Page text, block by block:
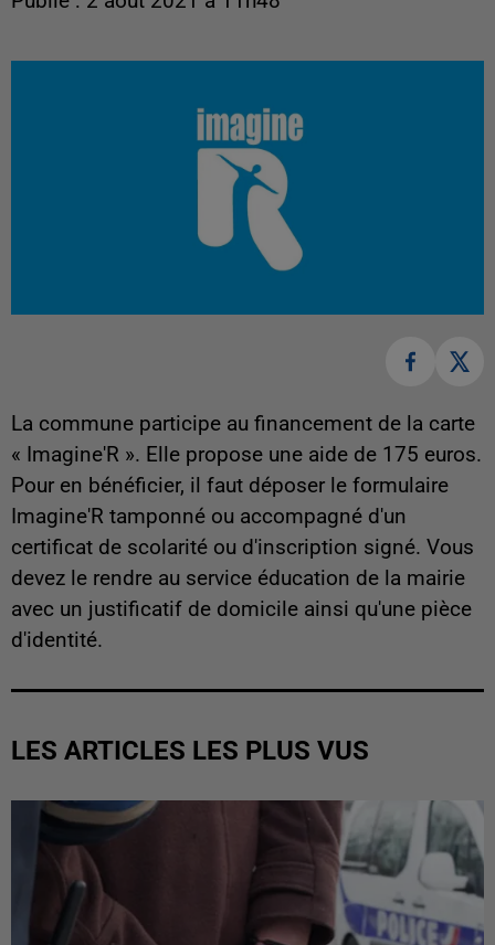
La commune participe au financement de la carte
« Imagine'R ». Elle propose une aide de 175 euros.
Pour en bénéficier, il faut déposer le formulaire
Imagine'R tamponné ou accompagné d'un
certificat de scolarité ou d'inscription signé. Vous
devez le rendre au service éducation de la mairie
avec un justificatif de domicile ainsi qu'une pièce
d'identité.
LES ARTICLES LES PLUS VUS